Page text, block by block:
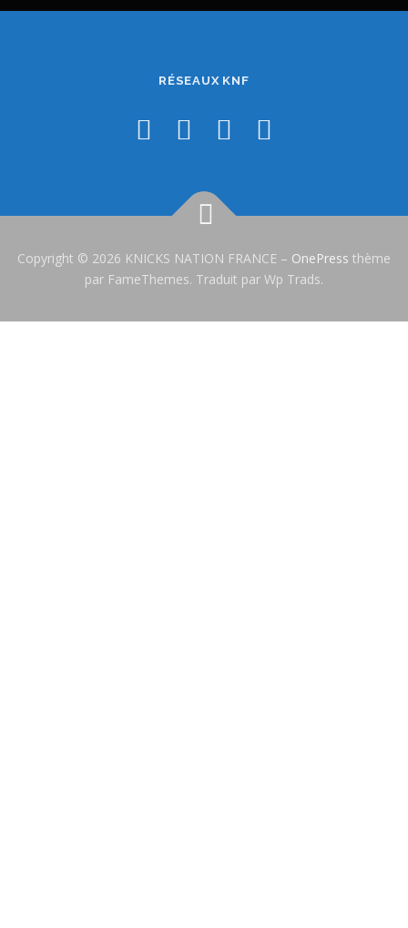
RÉSEAUX KNF
Copyright © 2026 KNICKS NATION FRANCE – OnePress thème
par FameThemes. Traduit par Wp Trads.